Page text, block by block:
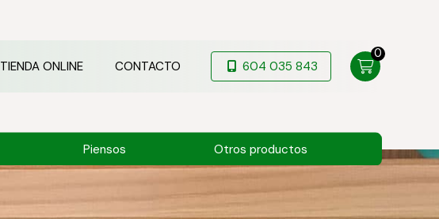
TIENDA ONLINE CONTACTO 604 035 843
0
Piensos Otros productos